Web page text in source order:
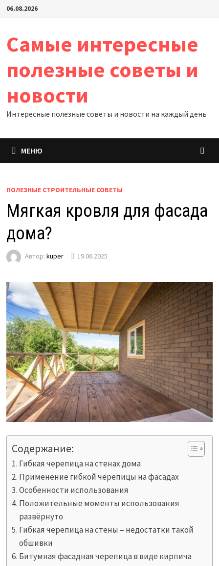
Перейти
06.08.2026
Самые интересные
полезные советы и
новости
Интересные полезные советы и новости на каждый день
МЕНЮ
ПОЛЕЗНЫЕ СТРОИТЕЛЬНЫЕ СОВЕТЫ
Мягкая кровля для фасада
дома?
Автор: kuper 19.06.2025
Содержание:
Гибкая черепица на стенах дома
Применение гибкой черепицы на фасадах
Особенности использования
Положительные моменты использования
развёрнуто
Гибкая черепица на стены – недостатки такой
обшивки
Битумная фасадная черепица в виде кирпича